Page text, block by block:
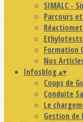
SIMALC -
Parcours
Formation
Nos
Infosblog ▴▾
Coups de
Conduite
Le
Gestion